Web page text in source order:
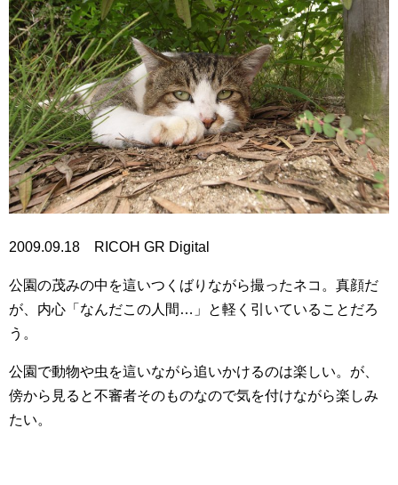
2009.09.18 RICOH GR Digital
公園の茂みの中を這いつくばりながら撮ったネコ。真顔だ
が、内心「なんだこの人間…」と軽く引いていることだろ
う。
公園で動物や虫を這いながら追いかけるのは楽しい。が、
傍から見ると不審者そのものなので気を付けながら楽しみ
たい。